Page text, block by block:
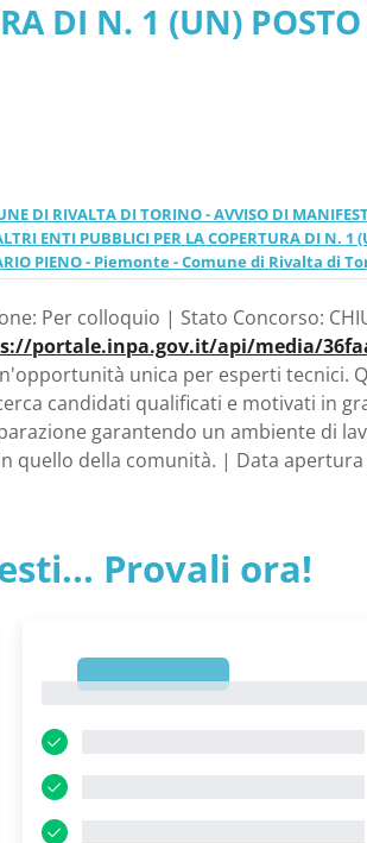
Rivalta di Torino
DI N. 1 (UN)
DI RIVALTA DI TORINO - AVVISO DI
ENTI PUBBLICI PER LA COPERTURA DI N. 1
PIENO - Piemonte - Comune di Rivalta di
Per colloquio | Stato Concorso:
portale.inpa.gov.it/api/media/
unica per esperti tecnici.
candidati qualificati e motivati in
garantendo un ambiente di
quello della comunità. | Data
Provali ora!